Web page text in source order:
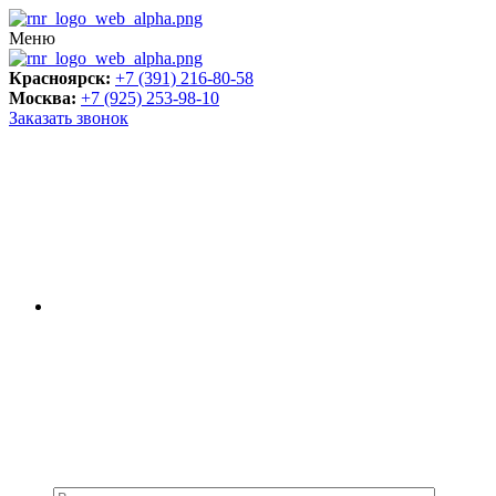
Меню
Красноярск: +7 (391) 216-80-58
Москва: +7 (925) 253-98-10
Заказать звонок